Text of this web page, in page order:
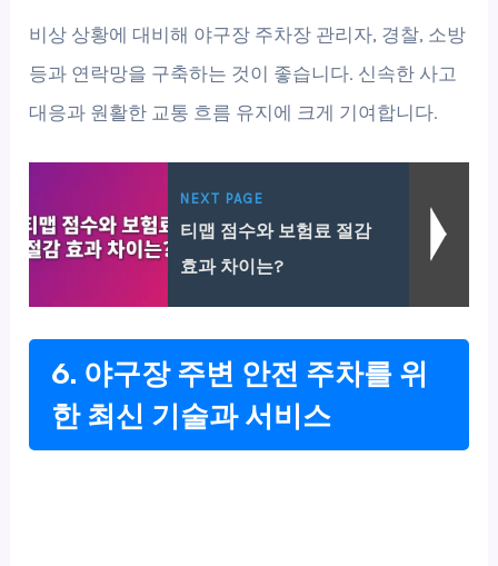
비상 상황에 대비해 야구장 주차장 관리자, 경찰, 소방
등과 연락망을 구축하는 것이 좋습니다. 신속한 사고
대응과 원활한 교통 흐름 유지에 크게 기여합니다.
NEXT PAGE
티맵 점수와 보험료 절감
효과 차이는?
6. 야구장 주변 안전 주차를 위
한 최신 기술과 서비스